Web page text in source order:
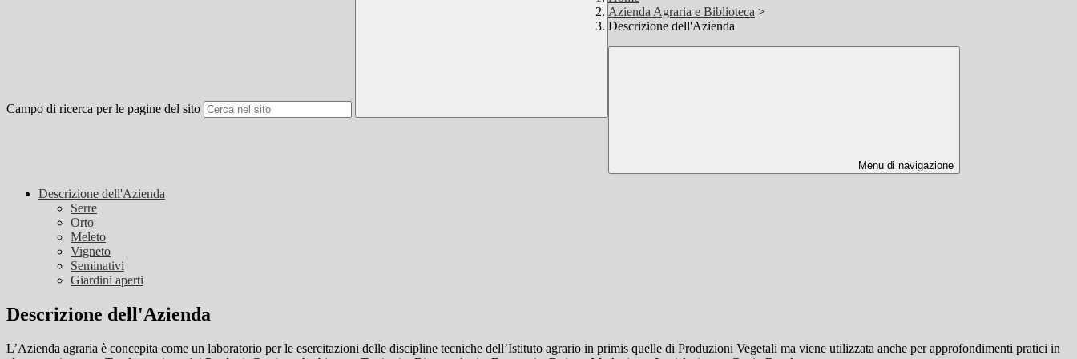
Campo di ricerca per le pagine del sito
Azienda Agraria e Biblioteca >
Descrizione dell'Azienda
Menu di navigazione
Descrizione dell'Azienda
Serre
Orto
Meleto
Vigneto
Seminativi
Giardini aperti
Descrizione dell'Azienda
L’Azienda agraria è concepita come un laboratorio per le esercitazioni delle discipline tecniche dell’Istituto agrario in primis quelle di Produzioni Vegetali ma viene utilizzata anche per approfondimenti pratici in